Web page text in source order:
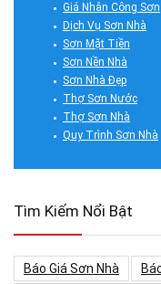
Giá Nhân Công Sơn
Dịch Vụ Sơn Nhà
Sơn Mặt Tiền
Sơn Nền Nhà
Sơn Nhà Đẹp
Thợ Sơn Nước
Thợ Sơn Nhà
Quy Trình Sơn Nhà
Tìm Kiếm Nổi Bật
Báo Giá Sơn Nhà